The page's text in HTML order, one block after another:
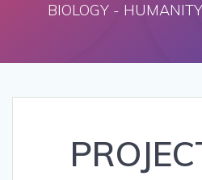
BIOLOGY -